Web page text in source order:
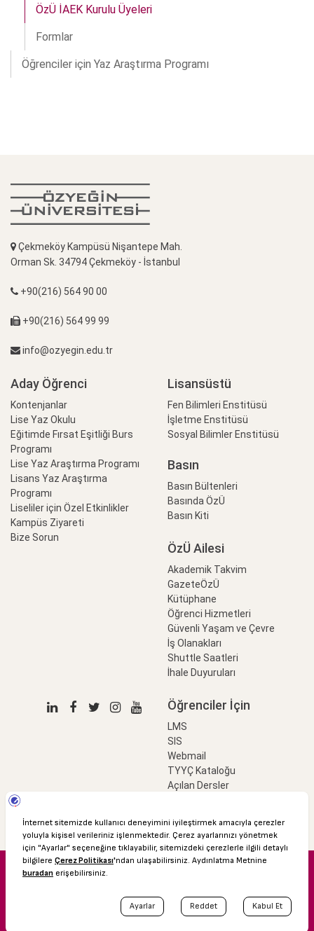
ÖzÜ İAEK Kurulu Üyeleri
Formlar
Öğrenciler için Yaz Araştırma Programı
Çekmeköy Kampüsü Nişantepe Mah.
Orman Sk. 34794 Çekmeköy - İstanbul
+90(216) 564 90 00
+90(216) 564 99 99
info@ozyegin.edu.tr
Aday Öğrenci
Kontenjanlar
Lise Yaz Okulu
Eğitimde Fırsat Eşitliği Burs
Programı
Lise Yaz Araştırma Programı
Lisans Yaz Araştırma
Programı
Liseliler için Özel Etkinlikler
Kampüs Ziyareti
Bize Sorun
Lisansüstü
Fen Bilimleri Enstitüsü
İşletme Enstitüsü
Sosyal Bilimler Enstitüsü
Basın
Basın Bültenleri
Basında ÖzÜ
Basın Kiti
ÖzÜ Ailesi
Akademik Takvim
GazeteÖzÜ
Kütüphane
Öğrenci Hizmetleri
Güvenli Yaşam ve Çevre
İş Olanakları
Shuttle Saatleri
İhale Duyuruları
Öğrenciler İçin
LMS
SIS
Webmail
TYYÇ Kataloğu
Açılan Dersler
© 2016 Özyeğin Üniversitesi
Akademik Takvim
Kişisel Verilerin Korunması